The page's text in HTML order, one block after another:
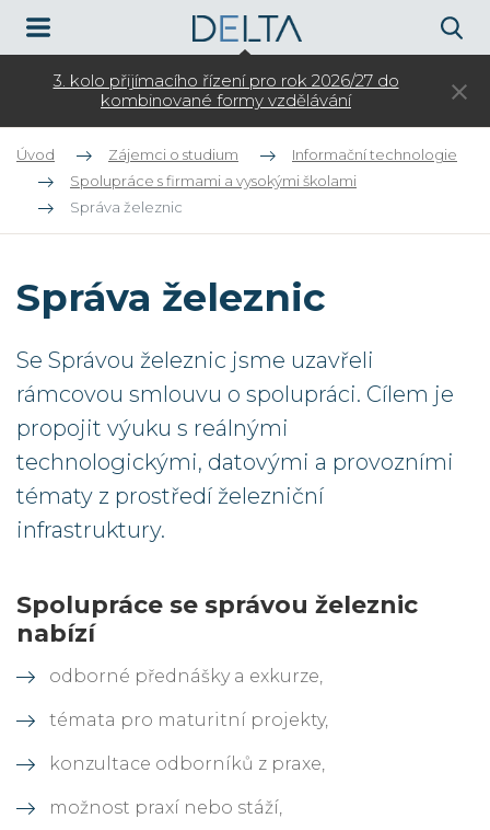
3. kolo přijímacího řízení pro rok 2026/27 do
kombinované formy vzdělávání
Úvod Zájemci o studium
Informační technologie
Spolupráce s firmami a vysokými školami
Správa železnic
Správa železnic
Se Správou železnic jsme uzavřeli
rámcovou smlouvu o spolupráci. Cílem je
propojit výuku s reálnými
technologickými, datovými a provozními
tématy z prostředí železniční
infrastruktury.
Spolupráce se správou železnic
nabízí
odborné přednášky a exkurze,
témata pro maturitní projekty,
konzultace odborníků z praxe,
možnost praxí nebo stáží,